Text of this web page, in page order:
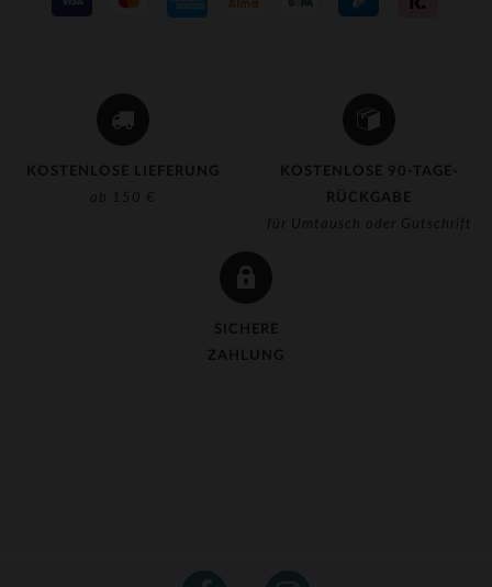
KOSTENLOSE LIEFERUNG
ab 150 €
KOSTENLOSE 90-TAGE-
RÜCKGABE
für Umtausch oder Gutschrift
SICHERE
ZAHLUNG